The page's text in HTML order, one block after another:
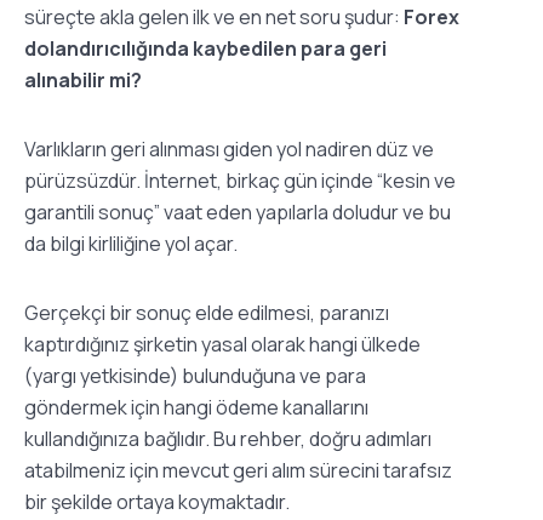
süreçte akla gelen ilk ve en net soru şudur: Forex
dolandırıcılığında kaybedilen para geri
alınabilir mi?
Varlıkların geri alınması giden yol nadiren düz ve
pürüzsüzdür. İnternet, birkaç gün içinde “kesin ve
garantili sonuç” vaat eden yapılarla doludur ve bu
da bilgi kirliliğine yol açar.
Gerçekçi bir sonuç elde edilmesi, paranızı
kaptırdığınız şirketin yasal olarak hangi ülkede
(yargı yetkisinde) bulunduğuna ve para
göndermek için hangi ödeme kanallarını
kullandığınıza bağlıdır.Bu rehber, doğru adımları
atabilmeniz için mevcut geri alım sürecini tarafsız
bir şekilde ortaya koymaktadır.